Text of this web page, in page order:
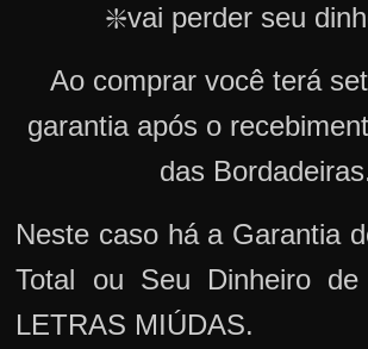
❇️vai perder seu
Ao comprar você terá
garantia após o
das
Neste caso há a Garantia
Total ou Seu Dinheiro
LETRAS MIÚDAS.